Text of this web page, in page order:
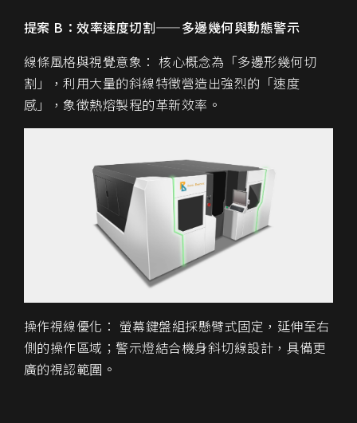
提案 B：效率速度切割——多邊幾何與動態警示
線條風格與視覺意象： 核心概念為「多邊形幾何切
割」，利用大量的斜線特徵營造出強烈的「速度
感」，象徵熱熔製程的革新效率。
操作視線優化： 螢幕鍵盤組採懸臂式固定，延伸至右
側的操作區域；警示燈結合機身斜切線設計，具備更
廣的視認範圍。